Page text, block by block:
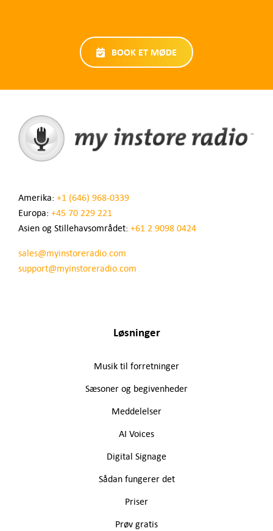
BOOK ET MØDE
Amerika: +1 (646) 968-0339
Europa: +45 70 229 221
Asien og Stillehavsområdet: +61 2 9098 0424
sales@myinstoreradio.com
support@myinstoreradio.com
Løsninger
Musik til forretninger
Sæsoner og begivenheder
Meddelelser
AI Voices
Digital Signage
Sådan fungerer det
Priser
Prøv gratis